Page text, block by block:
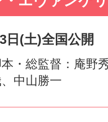
日(土)全国公開
・総監督：庵野
中山勝一